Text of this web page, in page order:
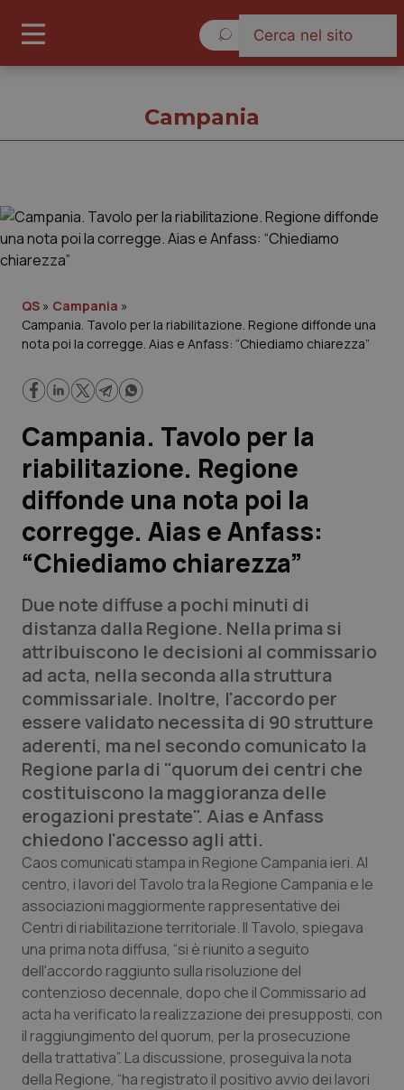
Cronache
Governo e Parlamento
Regioni e Asl
Lavoro e Professioni
Scienza e Farmaci
Studi e Analisi
Lettere al direttore
QS Pro
Professionisti Sanitari.AI
Abruzzo
Basilicata
Calabria
Campania
Emilia-Romagna
Friuli Venezia Giulia
Lazio
Liguria
QS Pro Gold
Artrite & artrosi
Asma & BPCO
Car-T
Colesterolo & coronaropatie
Dermatite Atopica
Diabete & glucometri
Disturbi dell’umore
QS Club Newsletter
Campania
QS » Campania »
Campania. Tavolo per la riabilitazione. Regione diffonde una
nota poi la corregge. Aias e Anfass: “Chiediamo chiarezza”
Campania. Tavolo per la
riabilitazione. Regione
diffonde una nota poi la
corregge. Aias e Anfass:
“Chiediamo chiarezza”
Due note diffuse a pochi minuti di
distanza dalla Regione. Nella prima si
attribuiscono le decisioni al commissario
ad acta, nella seconda alla struttura
commissariale. Inoltre, l'accordo per
essere validato necessita di 90 strutture
aderenti, ma nel secondo comunicato la
Regione parla di "quorum dei centri che
costituiscono la maggioranza delle
erogazioni prestate". Aias e Anfass
chiedono l'accesso agli atti.
Caos comunicati stampa in Regione Campania ieri. Al
centro, i lavori del Tavolo tra la Regione Campania e le
associazioni maggiormente rappresentative dei
Centri di riabilitazione territoriale. Il Tavolo, spiegava
una prima nota diffusa, “si è riunito a seguito
dell'accordo raggiunto sulla risoluzione del
contenzioso decennale, dopo che il Commissario ad
acta ha verificato la realizzazione dei presupposti, con
il raggiungimento del quorum, per la prosecuzione
della trattativa”. La discussione, proseguiva la nota
della Regione, “ha registrato il positivo avvio dei lavori